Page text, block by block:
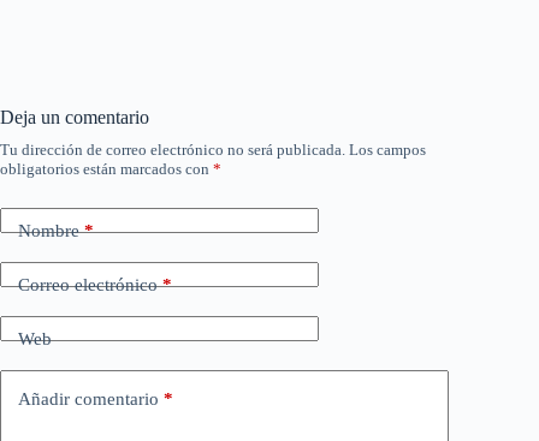
Deja un comentario
Tu dirección de correo electrónico no será publicada. Los campos
obligatorios están marcados con *
Nombre*
Correo electrónico*
Web
Añadir comentario *